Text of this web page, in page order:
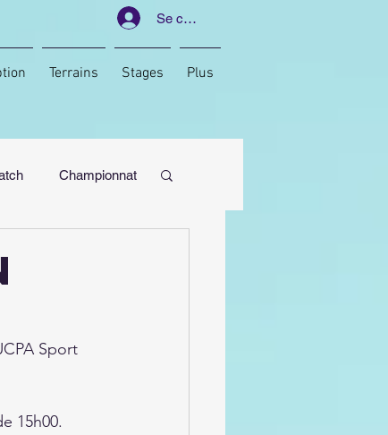
Se connecter
Terrains Stages Plus
Championnat
Sport
15h00.